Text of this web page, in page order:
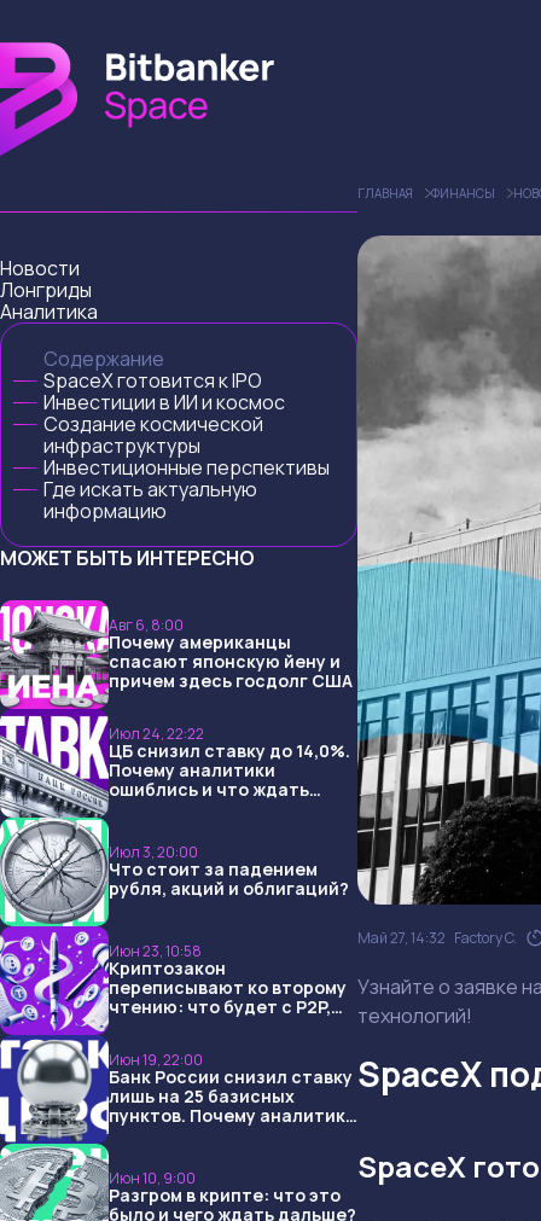
Новости
Лонгриды
Аналитика
Содержание
SpaceX готовится к IPO
Инвестиции в ИИ и космос
Создание космической
инфраструктуры
Инвестиционные перспективы
Где искать актуальную
информацию
МОЖЕТ БЫТЬ ИНТЕРЕСНО
Авг 6, 8:00
Почему американцы
спасают японскую йену и
причем здесь госдолг США
Июл 24, 22:22
ЦБ снизил ставку до 14,0%.
Почему аналитики
ошиблись и что ждать
Июл 3, 20:00
Что стоит за падением
рубля, акций и облигаций?
Июн 23, 10:58
Криптозакон
переписывают ко второму
чтению: что будет с P2P,
Июн 19, 22:00
Банк России снизил ставку
лишь на 25 базисных
пунктов. Почему аналитики
Июн 10, 9:00
Разгром в крипте: что это
было и чего ждать дальше?
ГЛАВНАЯ ФИНАНСЫ
Май 27, 14:32 Factory C.
Узнайте о заявке
технологий!
SpaceX
SpaceX